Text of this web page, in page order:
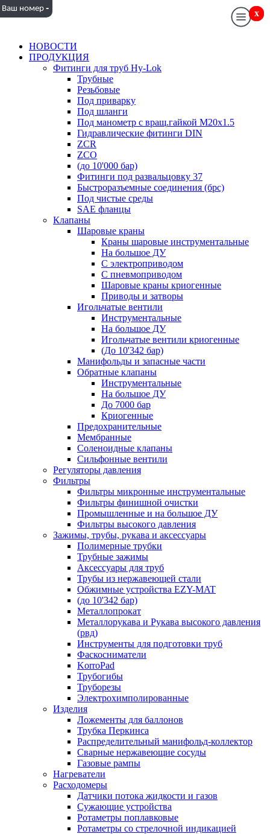
НОВОСТИ
ПРОДУКЦИЯ
Фитинги для труб Hy-Lok
Трубные
Резьбовые
Под приварку
Под шланги
Под манометр с вращ.гайкой M20x1.5
Гидравлические фитинги DIN
ZCR
ZCO
(до 10'000 бар)
Фитинги под развальцовку 37
Быстроразъемные соединения (брс)
Под чистые среды
SAE фланцы
Клапаны
Шаровые краны
Краны шаровые инструментальные
На большое ДУ
С электроприводом
С пневмоприводом
Шаровые краны криогенные
Приводы и затворы
Игольчатые вентили
Инструментальные
На большое ДУ
Игольчатые вентили криогенные
(До 10'342 бар)
Манифольды и запасные части
Обратные клапаны
Инструментальные
На большое ДУ
До 7000 бар
Криогенные
Предохранительные
Мембранные
Соленоидные клапаны
Сильфонные вентили
Регуляторы давления
Фильтры
Фильтры микронные инструментальные
Фильтры финишной очистки
Промышленные и на большое ДУ
Фильтры высокого давления
Зажимы, трубы, рукава и аксессуары
Полимерные трубки
Трубные зажимы
Аксессуары для труб
Трубы из нержавеющей стали
Обжимные устройства EZY-MAT
(до 10'342 бар)
Металлопрокат
Металлорукава и Рукава высокого давления
(рвд)
Инструменты для подготовки труб
Фаскосниматели
KorroPad
Трубогибы
Труборезы
Электрохимполированные
Изделия
Ложементы для баллонов
Трубка Перкинса
Распределительный манифольд-коллектор
Сварные нержавеющие сосуды
Газовые рампы
Нагреватели
Расходомеры
Датчики потока жидкости и газов
Сужающие устройства
Ротаметры поплавковые
Ротаметры со стрелочной индикацией
x
Ваш номер - x